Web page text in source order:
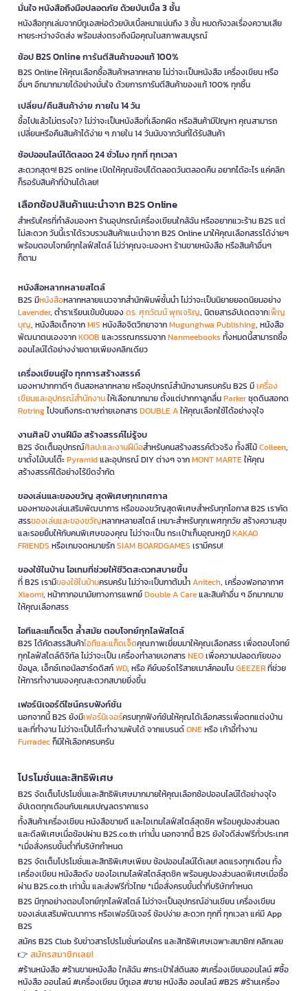
มั่นใจ หนังสือถึงมือปลอดภัย ด้วยบับเบิ้ล 3 ชั้น
หนังสือทุกเล่มจากบีทูเอสห่อด้วยบับเบิ้ลหนาแน่นถึง 3 ชั้น หมดกังวลเรื่องความเสีย
หายระหว่างจัดส่ง พร้อมส่งตรงถึงมือคุณในสภาพสมบูรณ์
ช้อป B2S Online การันตีสินค้าของแท้ 100%
B2S Online ให้คุณเลือกซื้อสินค้าหลากหลาย ไม่ว่าจะเป็นหนังสือ เครื่องเขียน หรือ
อื่นๆ อีกมากมายได้อย่างมั่นใจ ด้วยการการันตีสินค้าของแท้ 100% ทุกชิ้น
เปลี่ยน/คืนสินค้าง่าย ภายใน 14 วัน
ซื้อไปแล้วไม่ตรงใจ? ไม่ว่าจะเป็นหนังสือที่เลือกผิด หรือสินค้ามีปัญหา คุณสามารถ
เปลี่ยนหรือคืนสินค้าได้ง่าย ๆ ภายใน 14 วันนับจากวันที่ได้รับสินค้า
ช้อปออนไลน์ได้ตลอด 24 ชั่วโมง ทุกที่ ทุกเวลา
สะดวกสุดๆ! B2S online เปิดให้คุณช้อปได้ตลอดวันตลอดคืน อยากได้อะไร แค่คลิก
ก็รอรับสินค้าที่บ้านได้เลย!
เลือกช้อปสินค้าแนะนำจาก B2S Online
สำหรับใครที่กำลังมองหา ร้านอุปกรณ์เครื่องเขียนใกล้ฉัน หรืออยากแวะร้าน B2S แต่
ไม่สะดวก วันนี้เราได้รวบรวมสินค้าแนะนำจาก B2S Online มาให้คุณเลือกสรรได้ง่ายๆ
พร้อมตอบโจทย์ทุกไลฟ์สไตล์ ไม่ว่าคุณจะมองหา ร้านขายหนังสือ หรือสินค้าอื่นๆ
ก็ตาม
หนังสือหลากหลายสไตล์
B2S มีหนังสือหลากหลายแนวจากสำนักพิมพ์ชั้นนำ ไม่ว่าจะเป็นนิยายยอดนิยมอย่าง
Lavender, ตำราเรียนเข้มข้นของดร. ศุภวัฒน์ พุกเจริญ, นิตยสารอัปเดตจากเพ็ญ
บุญ, หนังสือเด็กจากMIS หนังสือจิตวิทยาจากMugunghwa Publishing, หนังสือ
พัฒนาตนเองจากKOOB และวรรณกรรมจากNanmeebooks ทั้งหมดนี้สามารถซื้อ
ออนไลน์ได้อย่างง่ายดายเพียงคลิกเดียว
เครื่องเขียนคู่ใจ ทุกการสร้างสรรค์
มองหาปากกาดีๆ ดินสอหลากหลาย หรืออุปกรณ์สำนักงานครบครัน B2S มีเครื่อง
เขียนและอุปกรณ์สำนักงานให้เลือกมากมาย ตั้งแต่ปากกาลูกลื่นParkerชุดดินสอกด
Rotringไปจนถึงกระดาษถ่ายเอกสารDOUBLE Aให้คุณเลือกใช้ได้อย่างจุใจ
งานศิลป์ งานฝีมือ สร้างสรรค์ไม่รู้จบ
B2S จัดเต็มอุปกรณ์ศิลปะและงานฝีมือสำหรับคนสร้างสรรค์ตัวจริง ทั้งสีไม้Colleen,
ขาตั้งไม้บนโต๊ะPyramidและอุปกรณ์ DIY ต่างๆ จากMONT MARTEให้คุณ
สร้างสรรค์ได้อย่างไร้ขีดจำกัด
ของเล่นและของขวัญ สุดพิเศษทุกเทศกาล
มองหาของเล่นเสริมพัฒนาการ หรือของขวัญสุดพิเศษสำหรับทุกโอกาส B2S เราคัด
สรรของเล่นและของขวัญหลากหลายสไตล์ เหมาะสำหรับทุกเพศทุกวัย สร้างความสุข
และรอยยิ้มให้กับคนพิเศษของคุณ ไม่ว่าจะเป็น กระเป๋าเก็บอุณหภูมิKAKAO
FRIENDS หรือเกมจดหมายรักSIAM BOARDGAMES เรามีครบ!
ของใช้ในบ้าน ไอเทมที่ช่วยให้ชีวิตสะดวกสบายขึ้น
ที่ B2S เรามีของใช้ในบ้านครบครัน ไม่ว่าจะเป็นกาต้มน้ำAnitech, เครื่องฟอกอากาศ
Xiaomi, หน้ากากอนามัยทางการแพทย์Double A Careและสินค้าอื่น ๆ อีกมากมาย
ให้คุณเลือกสรร
ไอทีและแก็ดเจ็ต ล้ำสมัย ตอบโจทย์ทุกไลฟ์สไตล์
B2S ได้คัดสรรสินค้าไอทีและแก็ดเจ็ตคุณภาพเยี่ยมมาให้คุณเลือกสรร เพื่อตอบโจทย์
ทุกไลฟ์สไตล์ดิจิทัล ไม่ว่าจะเป็น เครื่องทำลายเอกสารNEOเพื่อความปลอดภัยของ
ข้อมูล, เอ็กซ์เทอนัลฮาร์ดดิสก์WD, หรือ คีย์บอร์ดไร้สายเมาส์คอมโบGEEZERที่ช่วย
ให้การทำงานของคุณสะดวกสบายยิ่งขึ้น
เฟอร์นิเจอร์ดีไซน์ครบฟังก์ชั่น
นอกจากนี้ B2S ยังมีเฟอร์นิเจอร์ครบทุกฟังก์ชันให้คุณได้เลือกสรรเพื่อตกแต่งบ้าน
และที่ทำงาน ไม่ว่าจะเป็นโต๊ะทำงานพับได้ จากแบรนด์ONEหรือ เก้าอี้ทำงาน
Furradecก็มีให้เลือกครบครัน
โปรโมชั่นและสิทธิพิเศษ
B2S จัดเต็มโปรโมชั่นและสิทธิพิเศษมากมายให้คุณเลือกช้อปออนไลน์ได้อย่างจุใจ
อัปเดตทุกเดือนกับแคมเปญลดราคาแรง
ทั้งสินค้าเครื่องเขียน หนังสือขายดี และไอเทมไลฟ์สไตล์สุดชิค พร้อมคูปองส่วนลด
และดีลพิเศษเมื่อช้อปผ่าน B2S.co.th เท่านั้น นอกจากนี้ B2S ยังใจดีส่งฟรีทั่วประเทศ
*เมื่อสั่งครบขั้นต่ำที่บริษัทกำหนด
B2S จัดเต็มโปรโมชั่นและสิทธิพิเศษเพียบ ช้อปออนไลน์ได้เลย! ลดแรงทุกเดือน ทั้ง
เครื่องเขียน หนังสือดัง ของไอเทมไลฟ์สไตล์สุดชิค พร้อมคูปองส่วนลดพิเศษเมื่อซื้อ
ผ่าน B2S.co.th เท่านั้น และส่งฟรีทั่วไทย *เมื่อสั่งครบขั้นต่ำที่บริษัทกำหนด
B2S มีทุกอย่างตอบโจทย์ทุกไลฟ์สไตล์ ไม่ว่าจะเป็นอุปกรณ์อ่านเขียน เครื่องเขียน
ของเล่นเสริมพัฒนาการ หรือเฟอร์นิเจอร์ ช้อปง่าย สะดวก ทุกที่ ทุกเวลา แค่มี App
B2S
สมัคร B2S Club รับข่าวสารโปรโมชั่นก่อนใคร และสิทธิพิเศษเฉพาะสมาชิก! คลิกเลย
👉 สมัครสมาชิกเลย!
#ร้านหนังสือ #ร้านขายหนังสือ ใกล้ฉัน #กระเป๋าใส่ดินสอ #เครื่องเขียนออนไลน์ #ซื้อ
หนังสือ ออนไลน์ #เครื่องเขียน บีทูเอส #ขาย หนังสือ ออนไลน์ #B2S #ร้านเครื่อง